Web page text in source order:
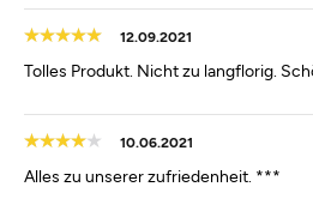
12.09.2021
Tolles Produkt. Nicht zu langflorig.
10.06.2021
Alles zu unserer zufriedenheit. ***